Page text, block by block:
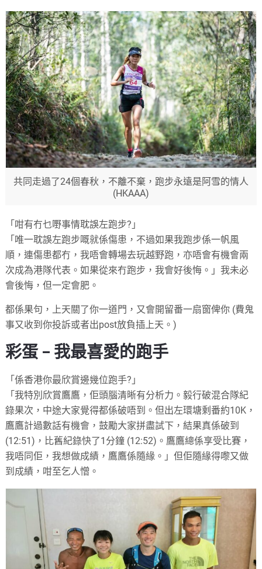
共同走過了24個春秋，不離不棄，跑步永遠是阿雪的情人
(HKAAA)
「咁有冇乜嘢事情耽誤左跑步?」
「唯一耽誤左跑步嘅就係傷患，不過如果我跑步係一帆風
順，連傷患都冇，我唔會轉場去玩越野跑，亦唔會有機會兩
次成為港隊代表。如果從來冇跑步，我會好後悔。」我未必
會後悔，但一定會肥。
都係果句，上天關了你一道門，又會開留番一扇窗俾你 (費鬼
事又收到你投訴或者出post放負插上天。)
彩蛋 – 我最喜愛的跑手
「係香港你最欣賞邊幾位跑手?」
「我特別欣賞鷹鷹，佢頭腦清晰有分析力。毅行破混合隊紀
錄果次，中途大家覺得都係破唔到。但出左環塘剩番約10K，
鷹鷹計過數話有機會，鼓勵大家拼盡試下，結果真係破到
(12:51)，比舊紀錄快了1分鐘 (12:52)。鷹鷹總係享受比賽，
我唔同佢，我想做成績，鷹鷹係隨緣。」但佢隨緣得嚟又做
到成績，咁至乞人憎。